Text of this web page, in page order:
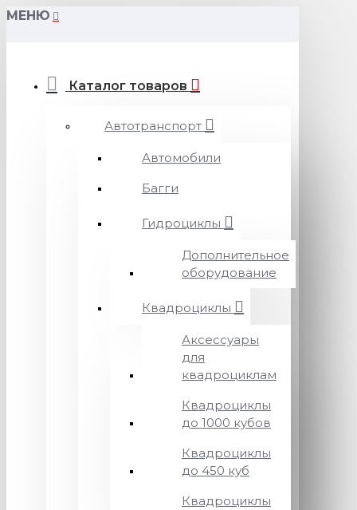
МЕНЮ
Каталог товаров
Автотранспорт
Автомобили
Багги
Гидроциклы
Дополнительное
оборудование
Квадроциклы
Аксессуары
для
квадроциклам
Квадроциклы
до 1000 кубов
Квадроциклы
до 450 куб
Квадроциклы